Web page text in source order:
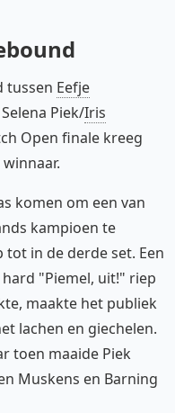
tussen Eefje
Piek/Iris
Open finale kreeg
komen om een van
kampioen te
in de derde set. Een
"Piemel, uit!" riep
maakte het publiek
lachen en giechelen.
toen maaide Piek
Muskens en Barning